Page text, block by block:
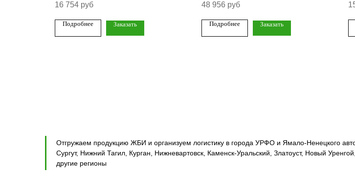
16 754 руб
Подробнее Заказать
48 956 руб
Подробнее Заказать
Отгружаем продукцию ЖБИ и организуем логистику в города УРФО и Ямало-Ненецкого
Сургут, Нижний Тагил, Курган, Нижневартовск, Каменск-Уральский, Златоуст, Новый
другие регионы